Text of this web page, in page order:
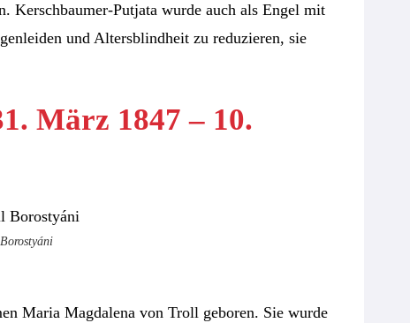
Kerschbaumer-Putjata wurde auch als Engel mit
und Altersblindheit zu reduzieren, sie
März 1847 – 10.
Maria Magdalena von Troll geboren. Sie wurde